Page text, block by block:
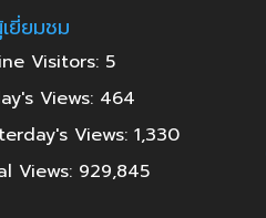
ยี่ยมชม
Visitors: 5
Views: 464
Views: 1,330
Views: 929,845